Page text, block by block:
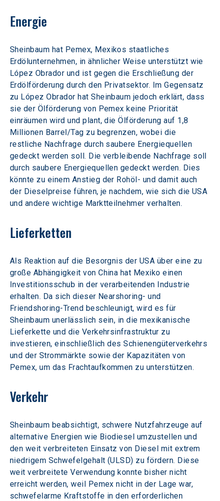
Energie
Sheinbaum hat Pemex, Mexikos staatliches
Erdölunternehmen, in ähnlicher Weise unterstützt wie
López Obrador und ist gegen die Erschließung der
Erdölförderung durch den Privatsektor. Im Gegensatz
zu López Obrador hat Sheinbaum jedoch erklärt, dass
sie der Ölförderung von Pemex keine Priorität
einräumen wird und plant, die Ölförderung auf 1,8
Millionen Barrel/Tag zu begrenzen, wobei die
restliche Nachfrage durch saubere Energiequellen
gedeckt werden soll. Die verbleibende Nachfrage soll
durch saubere Energiequellen gedeckt werden. Dies
könnte zu einem Anstieg der Rohöl- und damit auch
der Dieselpreise führen, je nachdem, wie sich die USA
und andere wichtige Marktteilnehmer verhalten.
Lieferketten
Als Reaktion auf die Besorgnis der USA über eine zu
große Abhängigkeit von China hat Mexiko einen
Investitionsschub in der verarbeitenden Industrie
erhalten. Da sich dieser Nearshoring- und
Friendshoring-Trend beschleunigt, wird es für
Sheinbaum unerlässlich sein, in die mexikanische
Lieferkette und die Verkehrsinfrastruktur zu
investieren, einschließlich des Schienengüterverkehrs
und der Strommärkte sowie der Kapazitäten von
Pemex, um das Frachtaufkommen zu unterstützen.
Verkehr
Sheinbaum beabsichtigt, schwere Nutzfahrzeuge auf
alternative Energien wie Biodiesel umzustellen und
den weit verbreiteten Einsatz von Diesel mit extrem
niedrigem Schwefelgehalt (ULSD) zu fördern. Diese
weit verbreitete Verwendung konnte bisher nicht
erreicht werden, weil Pemex nicht in der Lage war,
schwefelarme Kraftstoffe in den erforderlichen